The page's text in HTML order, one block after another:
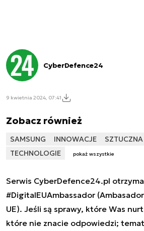
CyberDefence24
9 kwietnia 2024, 07:41
Zobacz również
SAMSUNG INNOWACJE
TECHNOLOGIE
pokaż wszystkie
Serwis CyberDefence24.pl
#DigitalEUAmbassador
UE). Jeśli są sprawy, które Was
które nie znacie odpowiedzi;